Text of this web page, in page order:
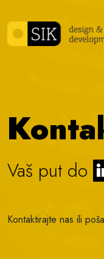
Vaš put do
Kontaktirajte nas ili